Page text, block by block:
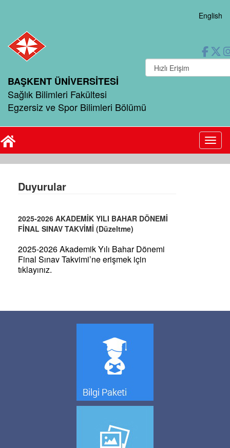
English
BAŞKENT ÜNİVERSİTESİ
Sağlık Bilimleri Fakültesi
Egzersiz ve Spor Bilimleri Bölümü
Duyurular
2025-2026 AKADEMİK YILI BAHAR DÖNEMİ
FİNAL SINAV TAKVİMİ (Düzeltme)
2025-2026 Akademik Yılı Bahar Dönemi
Final Sınav Takvimi’ne erişmek için
tıklayınız.